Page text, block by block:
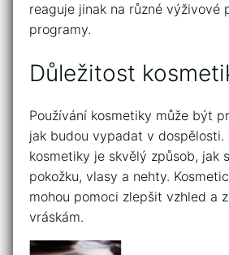
reaguje jinak na různé výživové
programy.
Důležitost
Používání kosmetiky může být
jak budou vypadat v dospělosti.
kosmetiky je skvělý způsob, jak
pokožku, vlasy a nehty.
mohou pomoci zlepšit vzhled a
vráskám.